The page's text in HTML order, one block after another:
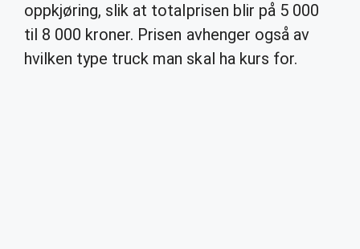
oppkjøring, slik at totalprisen blir på 5 000
til 8 000 kroner. Prisen avhenger også av
hvilken type truck man skal ha kurs for.